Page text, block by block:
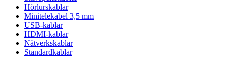
Hörlurskablar
Minitelekabel 3,5 mm
USB-kablar
HDMI-kablar
Nätverkskablar
Standardkablar